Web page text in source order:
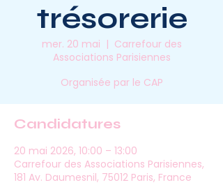
trésorerie
mer. 20 mai
  |
Carrefour des
Associations Parisiennes
Organisée par le CAP
Candidatures
20 mai 2026, 10:00 – 13:00
Carrefour des Associations Parisiennes,
181 Av. Daumesnil, 75012 Paris, France